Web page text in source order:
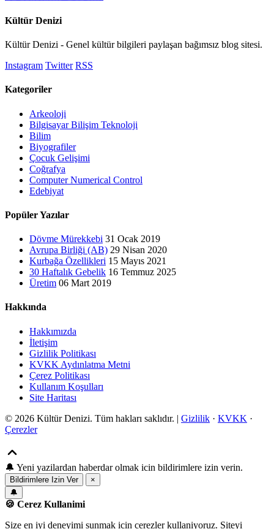
Kültür Denizi
Kültür Denizi - Genel kültür bilgileri paylaşan bağımsız blog sitesi.
Instagram Twitter RSS
Kategoriler
Arkeoloji
Bilgisayar Bilişim Teknoloji
Bilim
Biyografiler
Çocuk Gelişimi
Coğrafya
Computer Numerical Control
Edebiyat
Popüler Yazılar
Dövme Mürekkebi 31 Ocak 2019
Avrupa Birliği (AB) 29 Nisan 2020
Kurbağa Özellikleri 15 Mayıs 2021
30 Haftalık Gebelik 16 Temmuz 2025
Üretim 06 Mart 2019
Hakkında
Hakkımızda
İletişim
Gizlilik Politikası
KVKK Aydınlatma Metni
Çerez Politikası
Kullanım Koşulları
Site Haritası
© 2026 Kültür Denizi. Tüm hakları saklıdır. | Gizlilik · KVKK ·
Çerezler
🔔 Yeni yazilardan haberdar olmak icin bildirimlere izin verin.
Bildirimlere Izin Ver
×
🔔
🍪 Cerez Kullanimi
Size en iyi deneyimi sunmak icin cerezler kullaniyoruz. Siteyi